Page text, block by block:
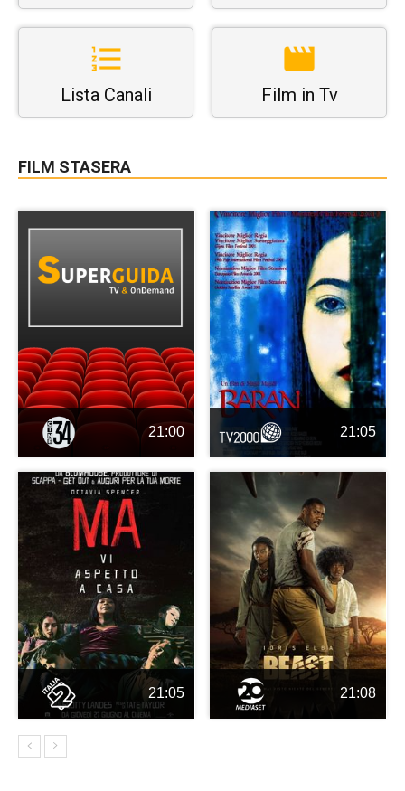
Lista Canali Film in Tv
FILM STASERA
21:00 21:05
21:05 21:08